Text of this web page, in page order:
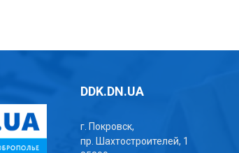
DDK.DN.UA
г. Покровск,
пр. Шахтостроителей, 1